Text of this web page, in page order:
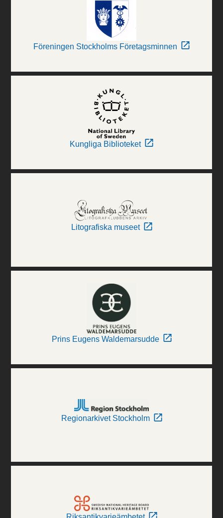
Föreningen Stockholms Företagsminnen
Kungliga Biblioteket
Litografiska museet
Prins Eugens Waldemarsudde
Regionarkivet Stockholm